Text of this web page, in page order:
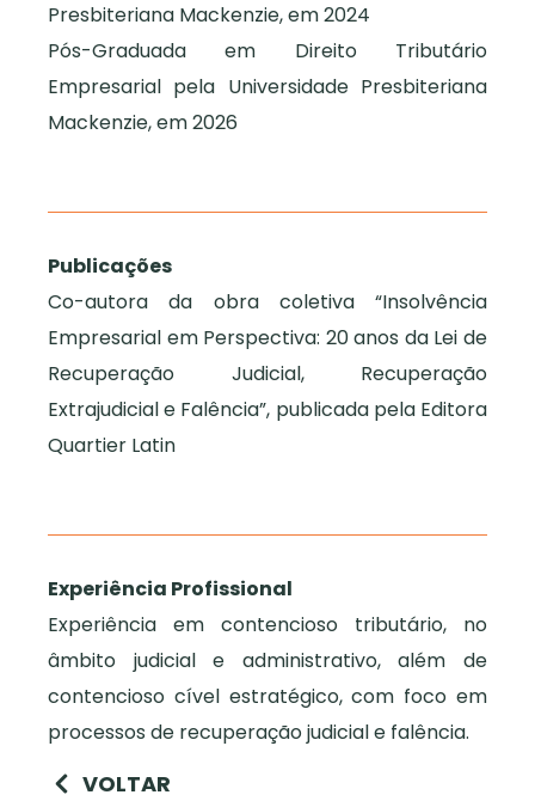
Presbiteriana Mackenzie, em 2024
Pós-Graduada em Direito Tributário
Empresarial pela Universidade Presbiteriana
Mackenzie, em 2026
Publicações
Co-autora da obra coletiva “Insolvência
Empresarial em Perspectiva: 20 anos da Lei de
Recuperação Judicial, Recuperação
Extrajudicial e Falência”, publicada pela Editora
Quartier Latin
Experiência Profissional
Experiência em contencioso tributário, no
âmbito judicial e administrativo, além de
contencioso cível estratégico, com foco em
processos de recuperação judicial e falência.
VOLTAR